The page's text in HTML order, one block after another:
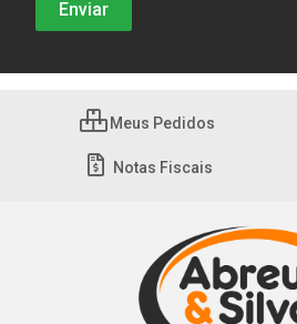
Meus Pedidos
Notas Fiscais